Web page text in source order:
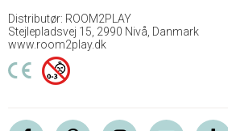
Distributør: ROOM2PLAY
Stejlepladsvej 15, 2990 Nivå, Danmark
www.room2play.dk